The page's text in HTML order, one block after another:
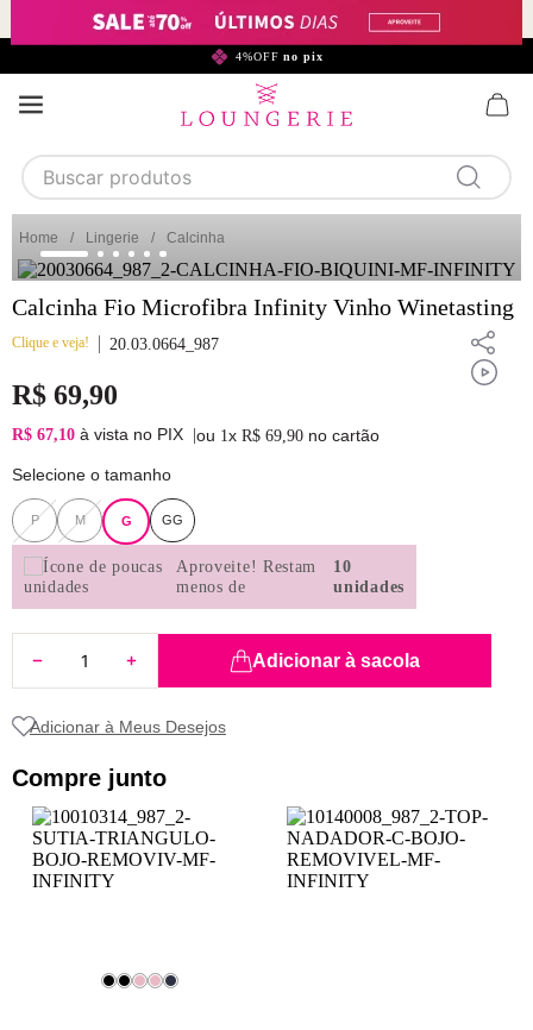
4%OFF no pix
Buscar produtos
1 calcinha
2 sutiã
3 camisola
4 calcinha algodão
5 sutiã calcinha
6 algodão
7 pijama
8
9 sutiã renda
10 body
Lingerie Calcinha
Calcinha Fio Microfibra Infinity Vinho Winetasting
Clique e veja! 20.03.0664_987
R$ 69,90
R$ 67,10 à vista no PIX ou 1x R$ 69,90 no cartão
Selecione o tamanho
P M G GG
Aproveite! Restam
menos de
10
unidades
Adicionar à sacola
Compre junto